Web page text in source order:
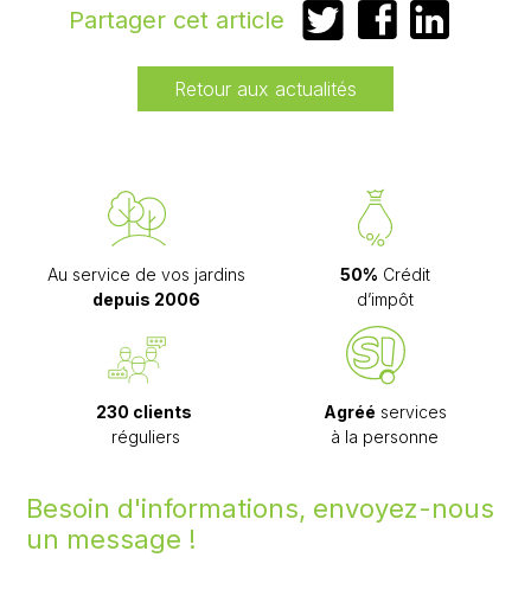
Partager cet article
Partager
sur
Twitter
Partager
sur
Facebook
Partager
sur
Retour aux actualités
Au service de vos jardins
depuis 2006
50% Crédit
d’impôt
230 clients
réguliers
Agréé services
à la personne
Besoin d'informations, envoyez-nous
un message !